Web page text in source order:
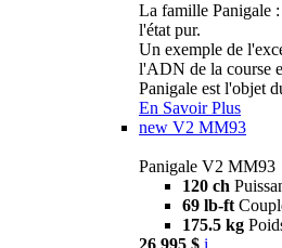
La famille Panigale
l'état pur.
Un exemple de
l'ADN de la course
Panigale est l'objet
En Savoir Plus
new V2 MM93
Panigale V2 MM93
120 ch
69 lb-ft
175.5 kg
26 995 $ i